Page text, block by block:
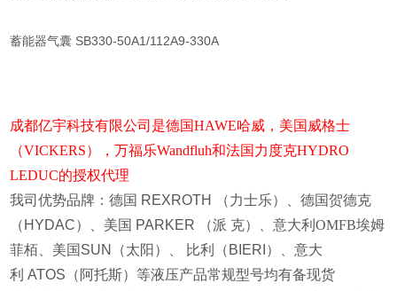
蓄能器气囊 SB330-50A1/112A9-330A
成都亿宇科技有限公司是德国HAWE哈威，美国威格士
（VICKERS），万福乐Wandfluh和法国力度克HYDRO
LEDUC的授权代理
我司优势品牌：德国 REXROTH
（力士乐）、德国贺德克
（ HYDAC）、美国 PARKER （派 克）、意大利OMFB埃姆
菲栢、美国 SUN （太阳）、 比利（ BIERI ）、意大
利 ATOS （阿托斯）等液压产品常规型号均有备现货